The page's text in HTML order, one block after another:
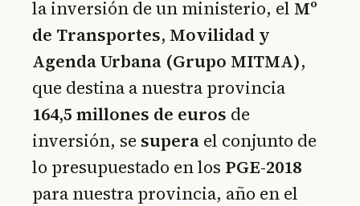
la inversión de un ministerio, el Mº
de Transportes, Movilidad y
Agenda Urbana (Grupo MITMA),
que destina a nuestra provincia
164,5 millones de euros de
inversión, se supera el conjunto de
lo presupuestado en los PGE-2018
para nuestra provincia, año en el